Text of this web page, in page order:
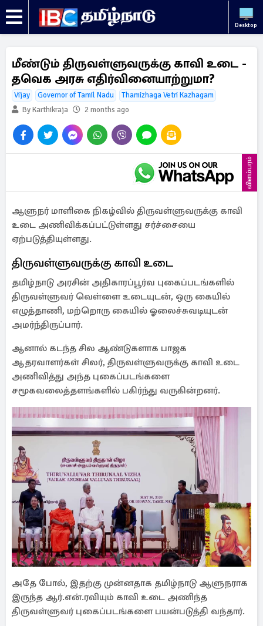
Desktop
மீண்டும் திருவள்ளுவருக்கு காவி உடை -
தவெக அரசு எதிர்வினையாற்றுமா?
Vijay Governor of Tamil Nadu
Thamizhaga Vetri Kazhagam
By Karthikraja
2 months ago
விளம்பரம்
ஆளுநர் மாளிகை நிகழ்வில் திருவள்ளுவருக்கு காவி
உடை அணிவிக்கப்பட்டுள்ளது சர்ச்சையை
ஏற்படுத்தியுள்ளது.
திருவள்ளுவருக்கு காவி உடை
தமிழ்நாடு அரசின் அதிகாரப்பூர்வ புகைப்படங்களில்
திருவள்ளுவர் வெள்ளை உடையுடன், ஒரு கையில்
எழுத்தாணி, மற்றொரு கையில் ஓலைச்சுவடியுடன்
அமர்ந்திருப்பார்.
ஆனால் கடந்த சில ஆண்டுகளாக பாஜக
ஆதரவாளர்கள் சிலர், திருவள்ளுவருக்கு காவி உடை
அணிவித்து அந்த புகைப்படங்களை
சமூகவலைத்தளங்களில் பகிர்ந்து வருகின்றனர்.
அதே போல், இதற்கு முன்னதாக தமிழ்நாடு ஆளுநராக
இருந்த ஆர்.என்.ரவியும் காவி உடை அணிந்த
திருவள்ளுவர் புகைப்படங்களை பயன்படுத்தி வந்தார்.